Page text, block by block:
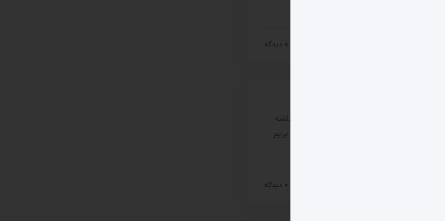
0 دیدگاه
از ناامیدی تا آرامش
در سال گذشته فراز و نشیب‌های زیادی داشته
شدم به یک بیماری سخت مبتلا شده‌ام، دنیا برایم
0 دیدگاه